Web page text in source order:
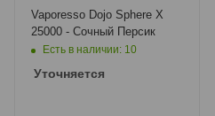
Vaporesso Dojo Sphere X
25000 - Сочный Персик
Есть в наличии: 10
Уточняется